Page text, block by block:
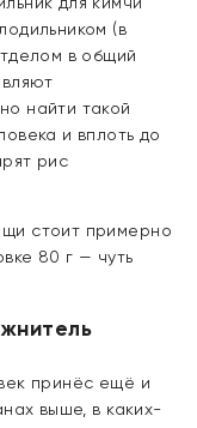
(в
в общий
найти такой
и вплоть до
рис
стоит примерно
80 г — чуть
принёс ещё и
выше, в каких-